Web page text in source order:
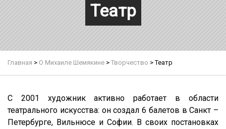
Театр
Главная > О Михаиле Шемякине > Творчество >Театр
С 2001 художник активно работает в области
театрального искусства: он создал 6 балетов в Санкт –
Петербурге, Вильнюсе и Софии. В своих постановках